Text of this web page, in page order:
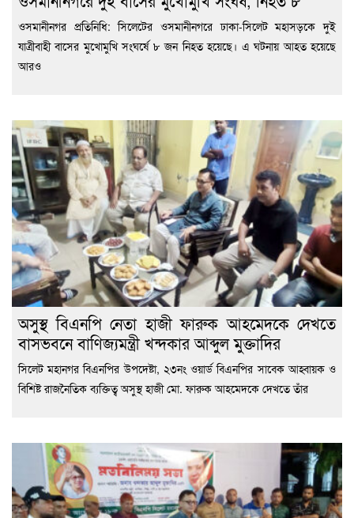
ওসমানীনগর প্রতিনিধি: সিলেটের ওসমানীনগরে ঢাকা-সিলেট মহাসড়কে দুই
যাত্রীবাহী বাসের মুখোমুখি সংঘর্ষে ৮ জন নিহত হয়েছে। এ ঘটনায় আহত হয়েছে
আরও
অসুস্থ বিএনপি নেতা হাজী ফারুক আহমেদকে দেখতে
বাসভবনে বাণিজ্যমন্ত্রী খন্দকার আব্দুল মুক্তাদির
সিলেট মহানগর বিএনপির উপদেষ্টা, ২৩নং ওয়ার্ড বিএনপির সাবেক আহ্বায়ক ও
বিশিষ্ট রাজনৈতিক ব্যক্তিত্ব অসুস্থ হাজী মো. ফারুক আহমেদকে দেখতে তাঁর